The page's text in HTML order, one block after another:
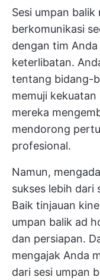
Sesi umpan
berkomunikasi
dengan tim
keterlibatan.
tentang bidang-
memuji
mereka
mendorong
profesional.
Namun,
sukses lebih dari
Baik tinjauan
umpan balik ad
dan persiapan.
mengajak Anda
dari sesi umpan